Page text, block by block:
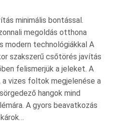
minimális bontással.
megoldás otthona
modern technológiákkal A
szakszerű csőtörés javítás
felismerjük a jeleket. A
vizes foltok megjelenése a
hangok mind
A gyors beavatkozás